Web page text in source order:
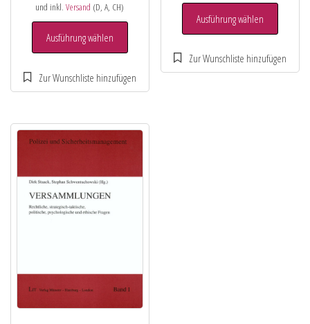
und inkl.Versand (D, A, CH)
Ausführung wählen
Ausführung wählen